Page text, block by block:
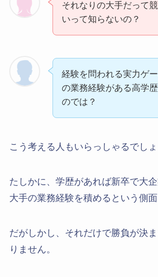
それなりの大手だって
いって知らないの？
経験を問われる実力ゲ
の業務経験がある高学
のでは？
こう考える人もいらっしゃるでしょ
たしかに、学歴があれば新卒で大企
大手の業務経験を積めるという側面
だがしかし、それだけで勝負が決
りません。